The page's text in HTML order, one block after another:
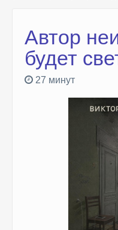
Автор
будет
27 минут